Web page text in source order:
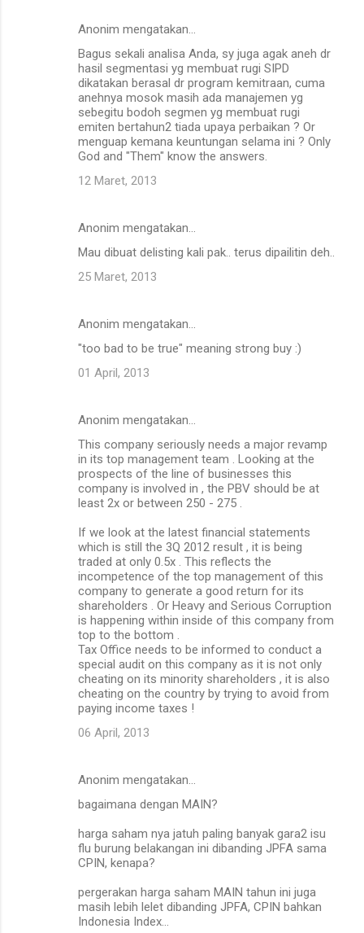
Anonim mengatakan…
Bagus sekali analisa Anda, sy juga agak aneh dr
hasil segmentasi yg membuat rugi SIPD
dikatakan berasal dr program kemitraan, cuma
anehnya mosok masih ada manajemen yg
sebegitu bodoh segmen yg membuat rugi
emiten bertahun2 tiada upaya perbaikan ? Or
menguap kemana keuntungan selama ini ? Only
God and "Them" know the answers.
12 Maret, 2013
Anonim mengatakan…
Mau dibuat delisting kali pak.. terus dipailitin deh..
25 Maret, 2013
Anonim mengatakan…
"too bad to be true" meaning strong buy :)
01 April, 2013
Anonim mengatakan…
This company seriously needs a major revamp
in its top management team . Looking at the
prospects of the line of businesses this
company is involved in , the PBV should be at
least 2x or between 250 - 275 .
If we look at the latest financial statements
which is still the 3Q 2012 result , it is being
traded at only 0.5x . This reflects the
incompetence of the top management of this
company to generate a good return for its
shareholders . Or Heavy and Serious Corruption
is happening within inside of this company from
top to the bottom .
Tax Office needs to be informed to conduct a
special audit on this company as it is not only
cheating on its minority shareholders , it is also
cheating on the country by trying to avoid from
paying income taxes !
06 April, 2013
Anonim mengatakan…
bagaimana dengan MAIN?
harga saham nya jatuh paling banyak gara2 isu
flu burung belakangan ini dibanding JPFA sama
CPIN, kenapa?
pergerakan harga saham MAIN tahun ini juga
masih lebih lelet dibanding JPFA, CPIN bahkan
Indonesia Index...